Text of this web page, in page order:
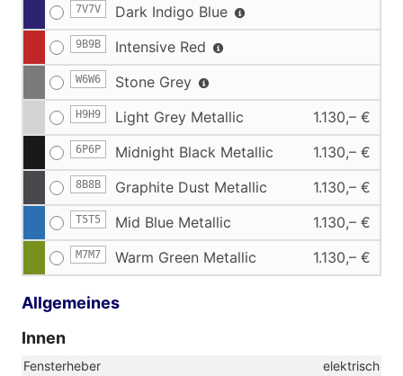
7V7V Dark Indigo Blue
9B9B Intensive Red
W6W6 Stone Grey
H9H9 Light Grey Metallic 1.130,– €
6P6P Midnight Black Metallic 1.130,– €
8B8B Graphite Dust Metallic 1.130,– €
T5T5 Mid Blue Metallic 1.130,– €
M7M7 Warm Green Metallic 1.130,– €
Allgemeines
Innen
Fensterheber
elektrisch